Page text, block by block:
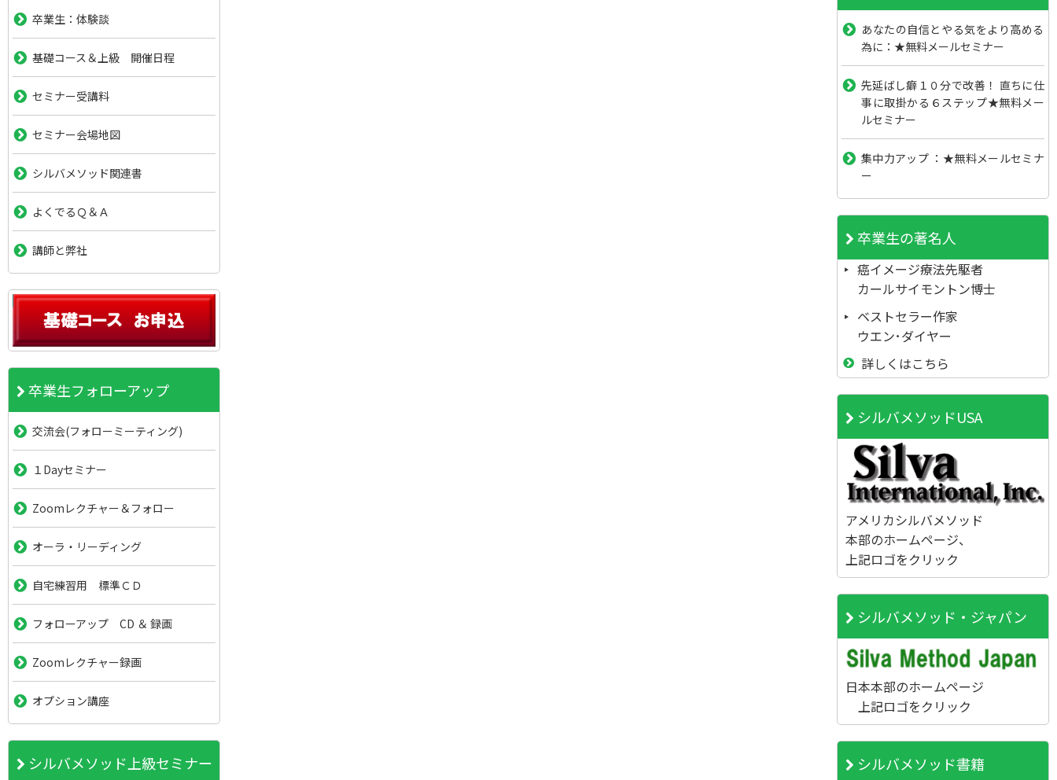
卒業生：体験談
基礎コース＆上級 開催日程
セミナー受講料
セミナー会場地図
シルバメソッド関連書
よくでるＱ＆Ａ
講師と弊社
卒業生フォローアップ
交流会(フォローミーティング)
１Dayセミナー
Zoomレクチャー＆フォロー
オーラ・リーディング
自宅練習用 標準ＣＤ
フォローアップ CD ＆ 録画
Zoomレクチャー録画
オプション講座
シルバメソッド上級セミナー
あなたの自信とやる気をより高める
為に：★無料メールセミナー
先延ばし癖１０分で改善！ 直ちに仕
事に取掛かる６ステップ★無料メー
ルセミナー
集中力アップ ：★無料メールセミナ
ー
卒業生の著名人
癌イメージ療法先駆者
カールサイモントン博士
ベストセラー作家
ウエン･ダイヤー
詳しくはこちら
シルバメソッドUSA
アメリカシルバメソッド
本部のホームページ、
上記ロゴをクリック
シルバメソッド・ジャパン
日本本部のホームページ
上記ロゴをクリック
シルバメソッド書籍